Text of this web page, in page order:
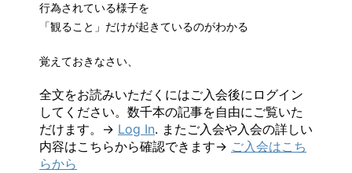
行為されている様子を
「観ること」だけが起きているのがわかる
覚えておきなさい、
全文をお読みいただくにはご入会後にログイン
してください。数千本の記事を自由にご覧いた
だけます。→ Log In. またご入会や入会の詳しい
内容はこちらから確認できます→ ご入会はこち
らから